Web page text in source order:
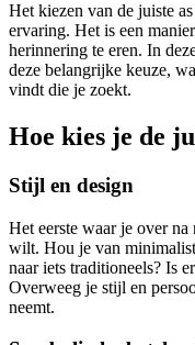
Het kiezen van de juiste
ervaring. Het is een
herinnering te eren. In
deze belangrijke keuze,
vindt die je zoekt.
Hoe kies je de
Stijl en design
Het eerste waar je over
wilt. Hou je van
naar iets traditioneels? Is
Overweeg je stijl en
neemt.